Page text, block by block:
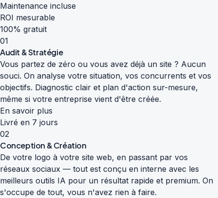
Maintenance incluse
ROI mesurable
100% gratuit
01
Audit & Stratégie
Vous partez de zéro ou vous avez déjà un site ? Aucun
souci. On analyse votre situation, vos concurrents et vos
objectifs. Diagnostic clair et plan d'action sur-mesure,
même si votre entreprise vient d'être créée.
En savoir plus
Livré en 7 jours
02
Conception & Création
De votre logo à votre site web, en passant par vos
réseaux sociaux — tout est conçu en interne avec les
meilleurs outils IA pour un résultat rapide et premium. On
s'occupe de tout, vous n'avez rien à faire.